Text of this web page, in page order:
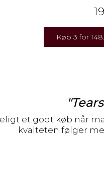
Køb 3 for
et godt køb når
kvalteten følger